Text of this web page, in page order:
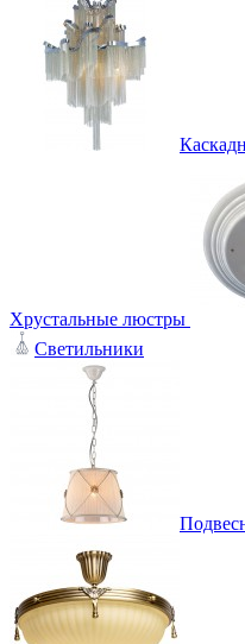
Хрустальные люстры
Светильники